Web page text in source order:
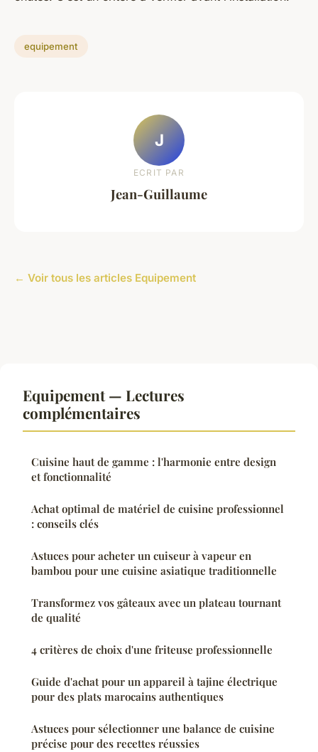
equipement
J
ECRIT PAR
Jean-Guillaume
← Voir tous les articles Equipement
Equipement — Lectures
complémentaires
Cuisine haut de gamme : l'harmonie entre design
et fonctionnalité
Achat optimal de matériel de cuisine professionnel
: conseils clés
Astuces pour acheter un cuiseur à vapeur en
bambou pour une cuisine asiatique traditionnelle
Transformez vos gâteaux avec un plateau tournant
de qualité
4 critères de choix d'une friteuse professionnelle
Guide d'achat pour un appareil à tajine électrique
pour des plats marocains authentiques
Astuces pour sélectionner une balance de cuisine
précise pour des recettes réussies